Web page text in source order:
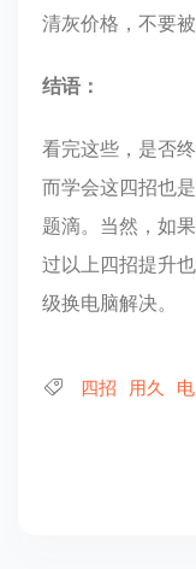
清灰价格，不要被
结语：
看完这些，是否
而学会这四招也
题滴。当然，如
过以上四招提升
级换电脑解决。
四招 用久